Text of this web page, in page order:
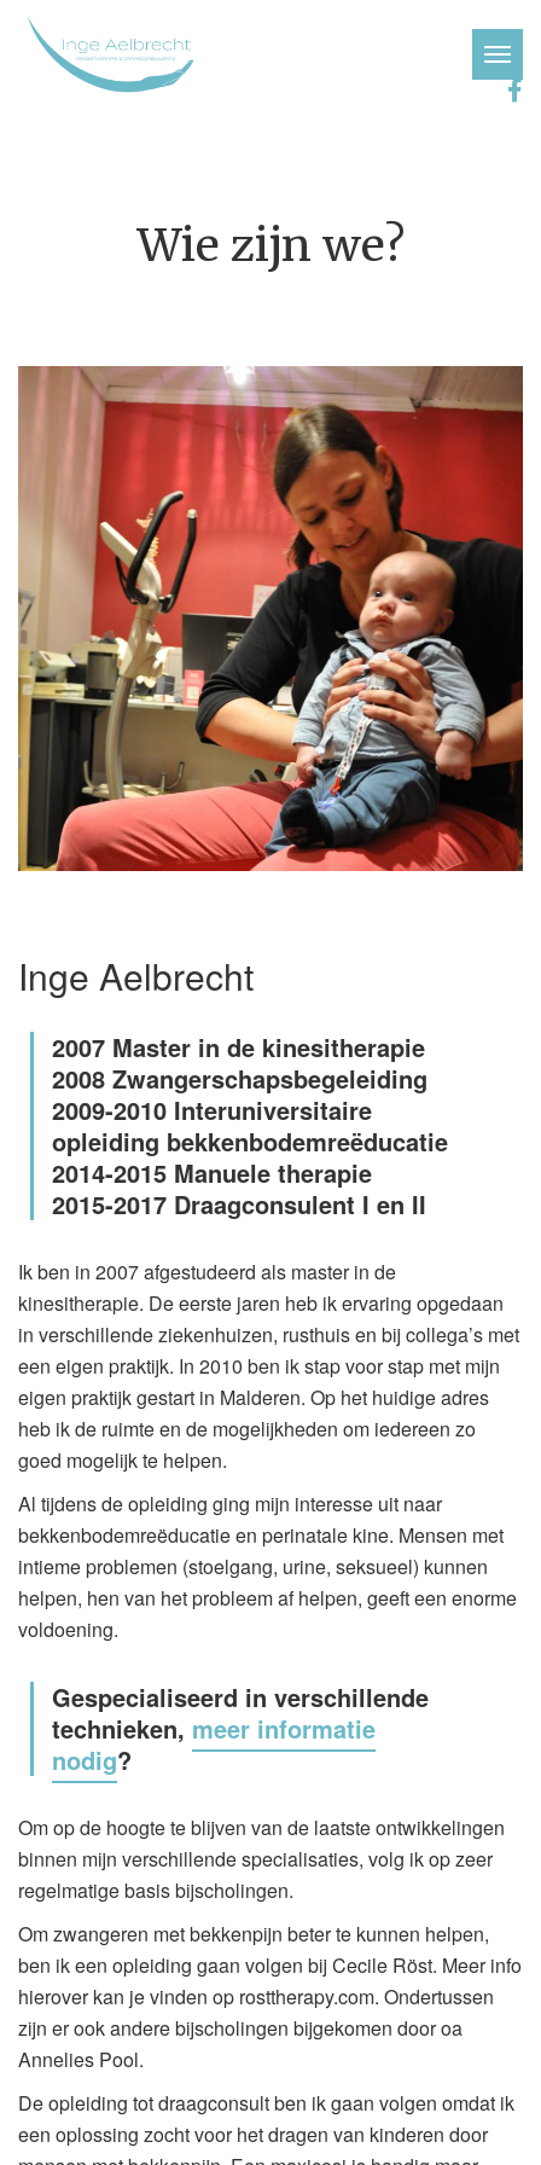
Wie zijn we?
Inge Aelbrecht
2007 Master in de kinesitherapie
2008 Zwangerschapsbegeleiding
2009-2010 Interuniversitaire
opleiding bekkenbodemreëducatie
2014-2015 Manuele therapie
2015-2017 Draagconsulent I en II
Ik ben in 2007 afgestudeerd als master in de
kinesitherapie. De eerste jaren heb ik ervaring opgedaan
in verschillende ziekenhuizen, rusthuis en bij collega’s met
een eigen praktijk. In 2010 ben ik stap voor stap met mijn
eigen praktijk gestart in Malderen. Op het huidige adres
heb ik de ruimte en de mogelijkheden om iedereen zo
goed mogelijk te helpen.
Al tijdens de opleiding ging mijn interesse uit naar
bekkenbodemreëducatie en perinatale kine. Mensen met
intieme problemen (stoelgang, urine, seksueel) kunnen
helpen, hen van het probleem af helpen, geeft een enorme
voldoening.
Gespecialiseerd in verschillende
technieken, meer informatie
nodig?
Om op de hoogte te blijven van de laatste ontwikkelingen
binnen mijn verschillende specialisaties, volg ik op zeer
regelmatige basis bijscholingen.
Om zwangeren met bekkenpijn beter te kunnen helpen,
ben ik een opleiding gaan volgen bij Cecile Röst. Meer info
hierover kan je vinden op rosttherapy.com. Ondertussen
zijn er ook andere bijscholingen bijgekomen door oa
Annelies Pool.
De opleiding tot draagconsult ben ik gaan volgen omdat ik
een oplossing zocht voor het dragen van kinderen door